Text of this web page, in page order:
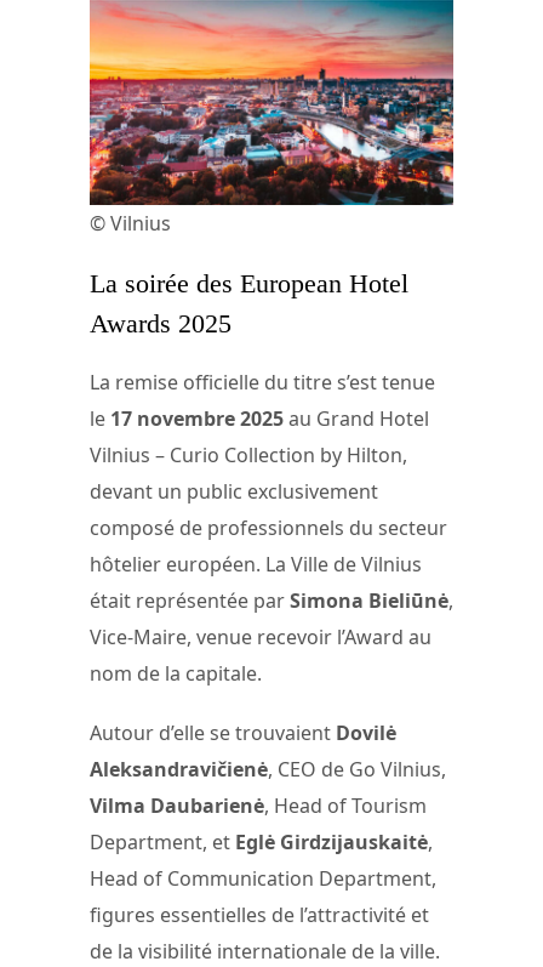
© Vilnius
La soirée des European Hotel
Awards 2025
La remise officielle du titre s’est tenue
le 17 novembre 2025au Grand Hotel
Vilnius – Curio Collection by Hilton,
devant un public exclusivement
composé de professionnels du secteur
hôtelier européen. La Ville de Vilnius
était représentée parSimona Bieliūnė,
Vice-Maire, venue recevoir l’Award au
nom de la capitale.
Autour d’elle se trouvaient Dovilė
Aleksandravičienė, CEO de Go Vilnius,
Vilma Daubarienė, Head of Tourism
Department, et Eglė Girdzijauskaitė,
Head of Communication Department,
figures essentielles de l’attractivité et
de la visibilité internationale de la ville.